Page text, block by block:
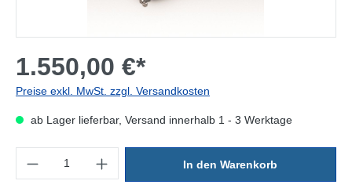
1.550,00 €*
Preise exkl. MwSt. zzgl. Versandkosten
ab Lager lieferbar, Versand innerhalb 1 - 3 Werktage
In den Warenkorb